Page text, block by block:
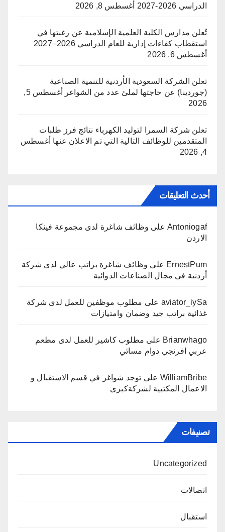
الدراسي 2026-2027
أغسطس 8, 2026
تُعلن مدارس الكلية العلمية الإسلامية عن رغبتها في
استقطاب كفاءات إدارية للعام الدراسي 2026–2027
أغسطس 6, 2026
تعلن الشركة السعودية الأردنية للتنمية الصناعية
(جوردينا) عن حاجتها لملئ عدد من الشواغر
أغسطس 5,
2026
تعلن شركة السمرا لتوليد الكهرباء نتائج فرز طلبات
المتقدمين للوظائف التالية التي تم الاعلان عنها أغسطس
4, 2026
أحدث التعليقات
Antoniogaf على وظائف شاغرة لدى مجموعة فينكا
الاردن
ErnestPum على وظائف شاغرة براتب عالي لدى شركة
أردنية في مجال الصناعات الدوائية
aviator_iySa على مطلوب موظفين للعمل لدى شركة
غذائية براتب جيد وضمان وامتيازات
Brianwhago على مطلوب كاشير للعمل لدى مطعم
عربي افرنجي دوام مسائي
WilliamBribe على توجد شواغر في قسم الاستقبال و
الاعمال المكتبية لشركةكبرى
تصنيفات
Uncategorized
اتصالات
استقبال